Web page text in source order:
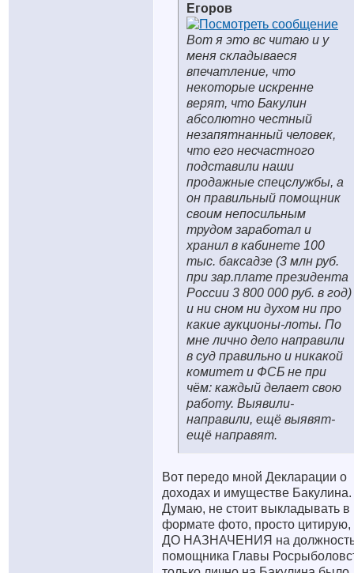
Егоров
Вот я это вс читаю и у
меня складываеся
впечатление, что
некоторые искренне
верят, что Бакулин
абсолютно честный
незапятнанный человек,
что его несчастного
подставили наши
продажные спецслужбы, а
он правильный помощник
своим непосильным
трудом заработал и
хранил в кабинете 100
тыс. баксадзе (3 млн руб.
при зар.плате президента
России 3 800 000 руб. в год)
и ни сном ни духом ни про
какие аукционы-лоты. По
мне лично дело направили
в суд правильно и никакой
комитет и ФСБ не при
чём: каждый делает свою
работу. Выявили-
направили, ещё выявят-
ещё направят.
Вот передо мной Декларации о
доходах и имуществе Бакулина.
Думаю, не стоит выкладывать в
формате фото, просто цитирую,
ДО НАЗНАЧЕНИЯ на
помощника Главы